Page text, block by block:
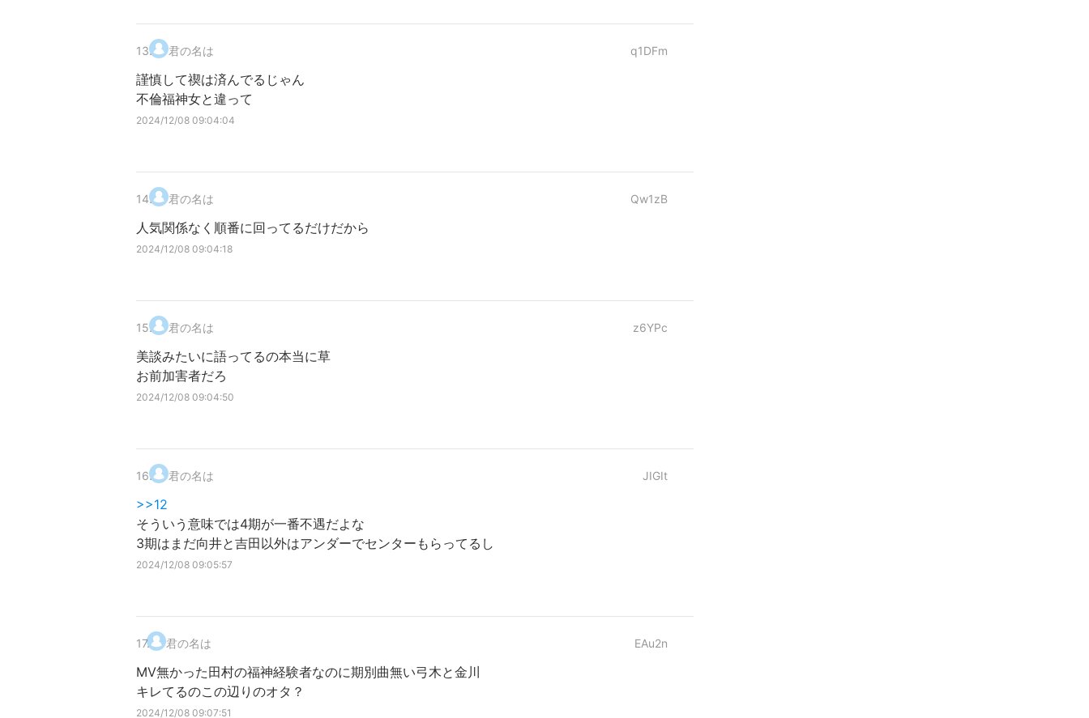
13. 君の名は q1DFm
謹慎して禊は済んでるじゃん
不倫福神女と違って
2024/12/08 09:04:04
14. 君の名は Qw1zB
人気関係なく順番に回ってるだけだから
2024/12/08 09:04:18
15. 君の名は z6YPc
美談みたいに語ってるの本当に草
お前加害者だろ
2024/12/08 09:04:50
16. 君の名は JIGIt
>>12
そういう意味では4期が一番不遇だよな
3期はまだ向井と吉田以外はアンダーでセンターもらってるし
2024/12/08 09:05:57
17. 君の名は EAu2n
MV無かった田村の福神経験者なのに期別曲無い弓木と金川
キレてるのこの辺りのオタ？
2024/12/08 09:07:51